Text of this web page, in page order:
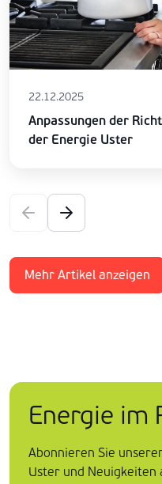
22.12.2025
Anpassungen der
der Energie Uster
Mehr Artikel anzeigen
Energie im
Abonnieren Sie
Uster und Neuigkeiten